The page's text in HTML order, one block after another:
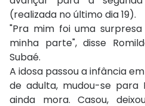
(realizada no último dia 19).
"Pra mim foi uma
minha parte", disse
Subaé.
A idosa passou a infância
de adulta, mudou-se para
ainda mora. Casou,